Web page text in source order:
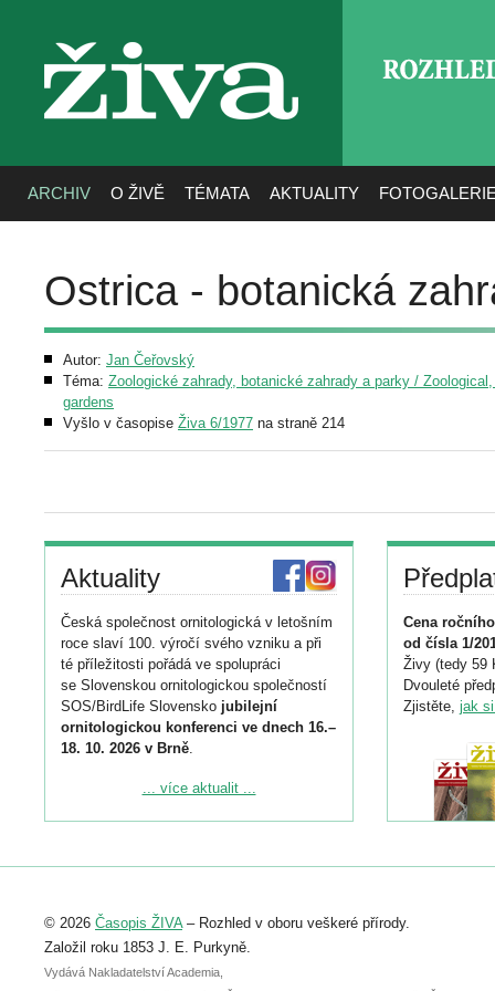
živa
ARCHIV O ŽIVĚ TÉMATA AKTUALITY
Ostrica - botanická
Autor: Jan Čeřovský
Téma: Zoologické zahrady, botanické zahrady a parky /
gardens
Vyšlo v časopise Živa 6/1977 na straně 214
Aktuality
Česká společnost ornitologická v letošním
roce slaví 100. výročí svého vzniku a při
té příležitosti pořádá ve spolupráci
se Slovenskou ornitologickou společností
SOS/BirdLife Slovensko jubilejní
ornitologickou konferenci ve dnech 16.–
18. 10. 2026 v Brně.
Podrobnější informace ke konferenci
Registrovat se můžete do 6. září.
abstraktu přihlášené přednášky nebo
posteru je už 30. června.
... více aktualit ...
Cena
od čísla 1/
Živy (tedy 59
Dvouleté
Zjistěte, jak
© 2026 Časopis ŽIVA– Rozhled v oboru veškeré přírody.
Založil roku 1853 J. E. Purkyně.
Vydává Nakladatelství Academia,